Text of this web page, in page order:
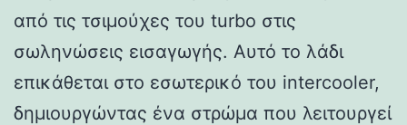
από τις τσιμούχες του turbo στις
σωληνώσεις εισαγωγής. Αυτό το λάδι
επικάθεται στο εσωτερικό του intercooler,
δημιουργώντας ένα στρώμα που λειτουργεί